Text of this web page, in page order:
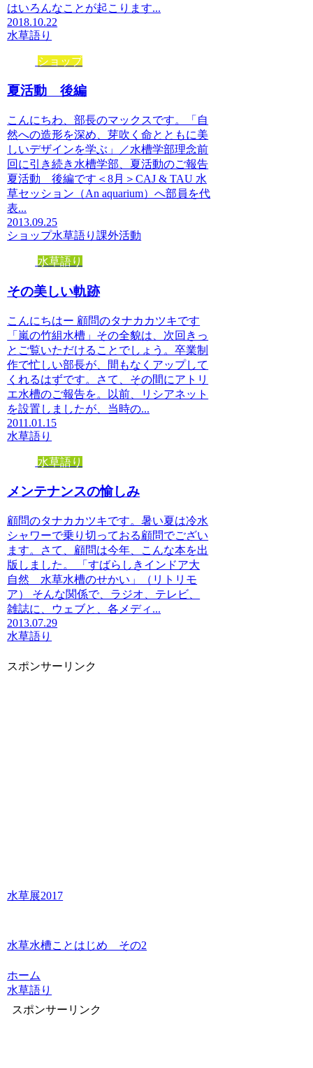
はいろんなことが起こります...
2018.10.22
水草語り
ショップ
夏活動 後編
こんにちわ、部長のマックスです。「自
然への造形を深め、芽吹く命とともに美
しいデザインを学ぶ」／水槽学部理念前
回に引き続き水槽学部、夏活動のご報告
夏活動 後編です＜8月＞CAJ & TAU 水
草セッション（An aquarium）へ部員を代
表...
2013.09.25
ショップ水草語り課外活動
水草語り
その美しい軌跡
こんにちはー 顧問のタナカカツキです
「嵐の竹組水槽」その全貌は、次回きっ
とご覧いただけることでしょう。卒業制
作で忙しい部長が、間もなくアップして
くれるはずです。さて、その間にアトリ
エ水槽のご報告を。以前、リシアネット
を設置しましたが、当時の...
2011.01.15
水草語り
水草語り
メンテナンスの愉しみ
顧問のタナカカツキです。暑い夏は冷水
シャワーで乗り切っておる顧問でござい
ます。さて、顧問は今年、こんな本を出
版しました。 「すばらしきインドア大
自然 水草水槽のせかい」（リトリモ
ア） そんな関係で、ラジオ、テレビ、
雑誌に、ウェブと、各メディ...
2013.07.29
水草語り
スポンサーリンク
水草展2017
水草水槽ことはじめ その2
ホーム
水草語り
スポンサーリンク